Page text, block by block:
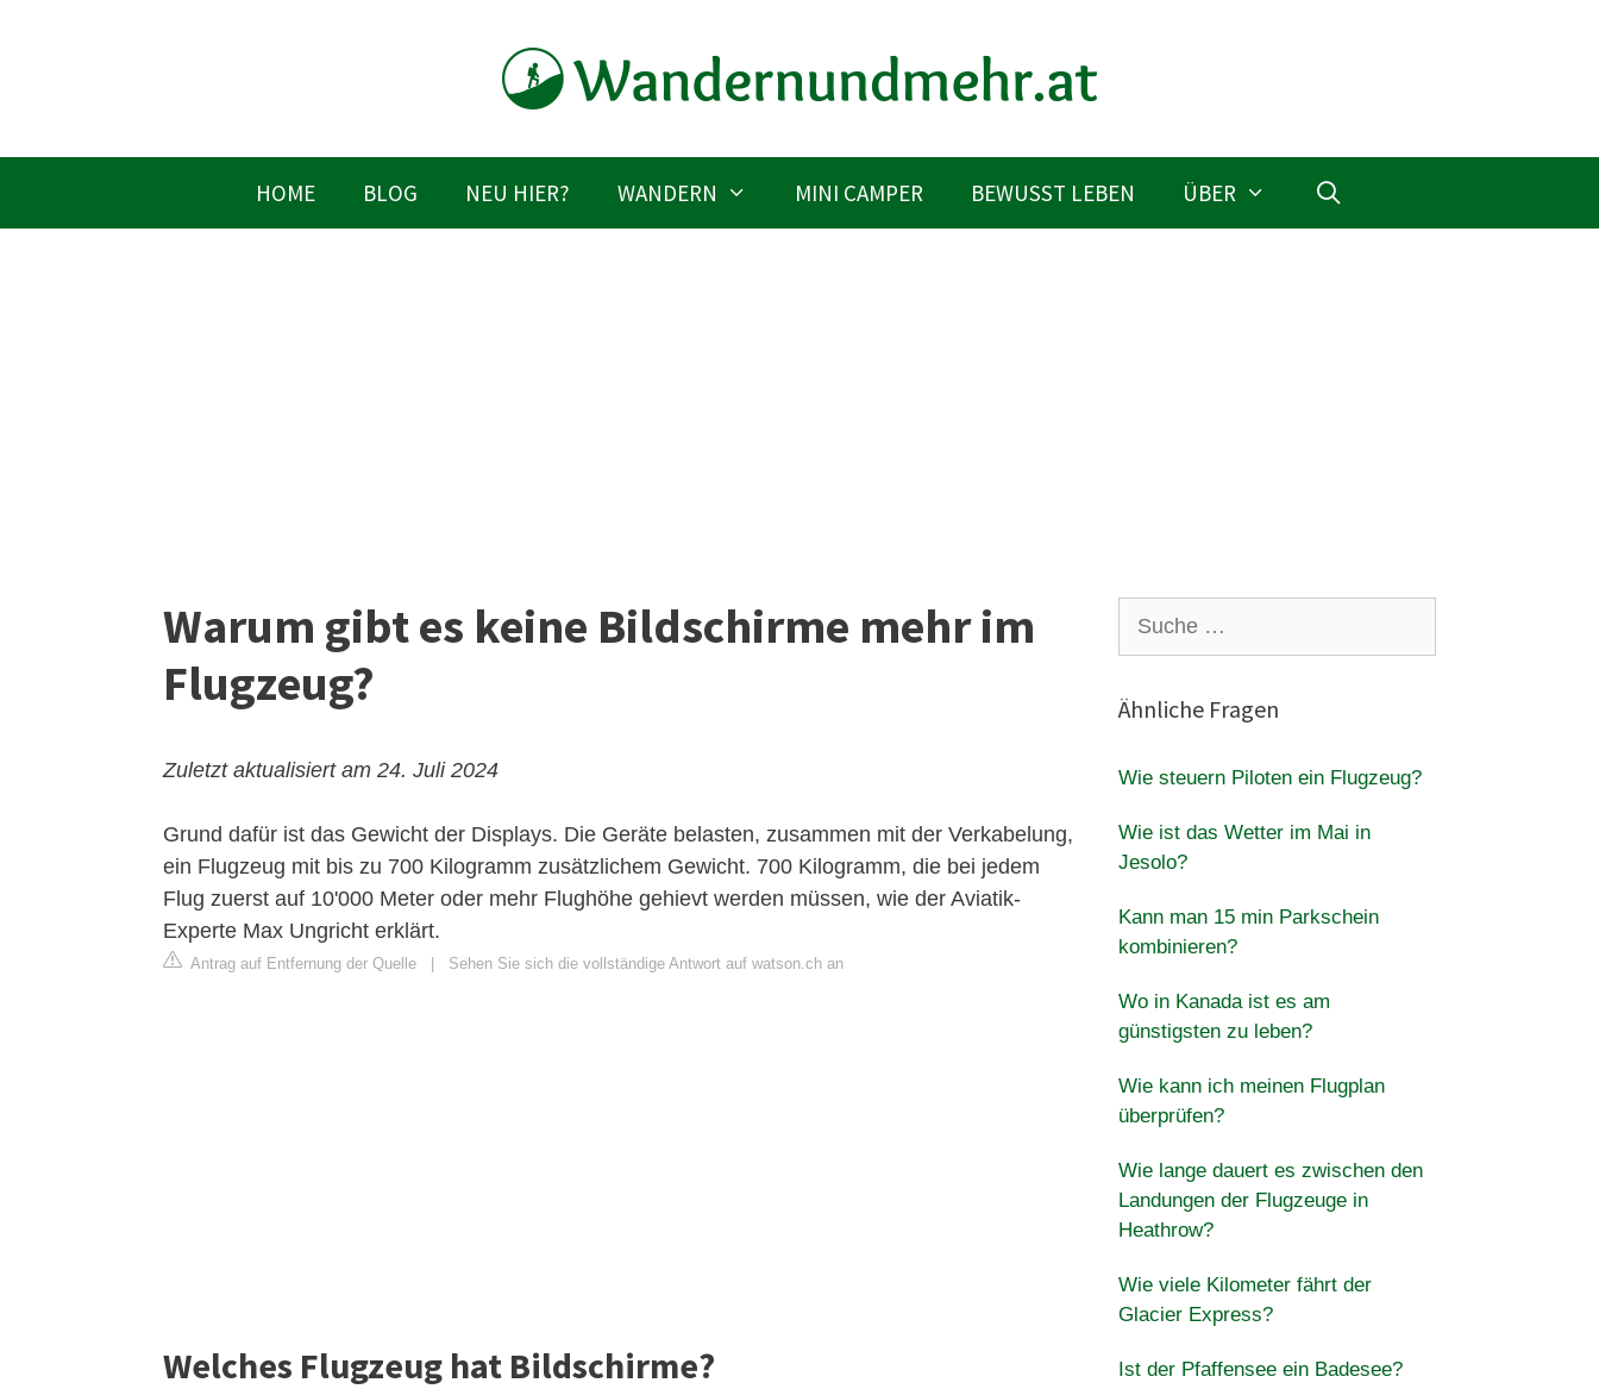
HOME BLOG NEU HIER? WANDERN MINI CAMPER BEWUSST LEBEN ÜBER
Warum gibt es keine Bildschirme mehr im
Flugzeug?
Zuletzt aktualisiert am 24. Juli 2024
Grund dafür ist das Gewicht der Displays. Die Geräte belasten, zusammen mit der Verkabelung,
ein Flugzeug mit bis zu 700 Kilogramm zusätzlichem Gewicht. 700 Kilogramm, die bei jedem
Flug zuerst auf 10'000 Meter oder mehr Flughöhe gehievt werden müssen, wie der Aviatik-
Experte Max Ungricht erklärt.
Antrag auf Entfernung der Quelle Sehen Sie sich die vollständige Antwort auf watson.ch an
Welches Flugzeug hat Bildschirme?
nach:
Ähnliche Fragen
Wie steuern Piloten ein Flugzeug?
Wie ist das Wetter im Mai in
Jesolo?
Kann man 15 min Parkschein
kombinieren?
Wo in Kanada ist es am
günstigsten zu leben?
Wie kann ich meinen Flugplan
überprüfen?
Wie lange dauert es zwischen den
Landungen der Flugzeuge in
Heathrow?
Wie viele Kilometer fährt der
Glacier Express?
Ist der Pfaffensee ein Badesee?